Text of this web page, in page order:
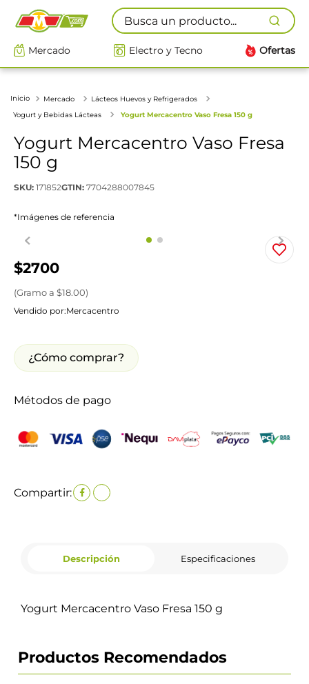
Busca un producto...
Mercado Electro y Tecno Ofertas
Mercado
Lácteos Huevos y Refrigerados
Yogurt y Bebidas Lácteas
Yogurt Mercacentro Vaso Fresa 150 g
Yogurt Mercacentro Vaso Fresa
150 g
SKU: 171852GTIN: 7704288007845
*Imágenes de referencia
$2700
(Gramoa $18.00)
Vendido por:Mercacentro
¿Cómo comprar?
Métodos de pago
Compartir:
Descripción Especificaciones
Yogurt Mercacentro Vaso Fresa 150 g
Productos Recomendados